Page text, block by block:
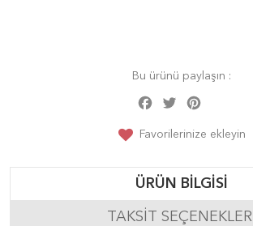
Bu ürünü paylaşın :
Facebook
Twitter
Favorilerinize ekleyin
ÜRÜN BILGISI
TAKSIT SEÇENEKLERI